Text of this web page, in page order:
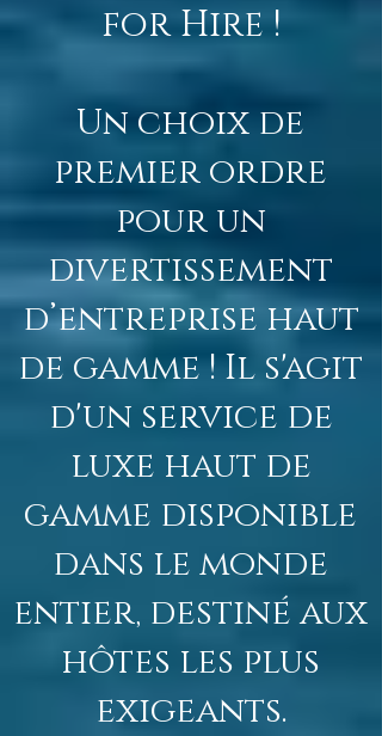
for Hire !
Un choix de
premier ordre
pour un
divertissement
d’entreprise haut
de gamme ! Il s'agit
d'un service de
luxe haut de
gamme disponible
dans le monde
entier, destiné aux
hôtes les plus
exigeants.